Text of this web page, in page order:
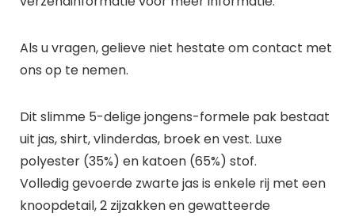
Als u vragen, gelieve niet hestate om contact met
ons op te nemen.
Dit slimme 5-delige jongens-formele pak bestaat
uit jas, shirt, vlinderdas, broek en vest. Luxe
polyester (35%) en katoen (65%) stof.
Volledig gevoerde zwarte jas is enkele rij met een
knoopdetail, 2 zijzakken en gewatteerde